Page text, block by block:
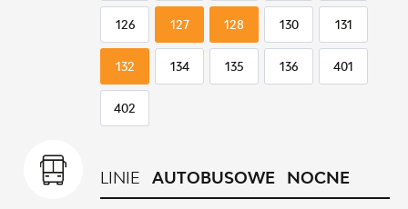
126 127 128 130 131
132 134 135 136 401
402
LINIEAUTOBUSOWE NOCNE